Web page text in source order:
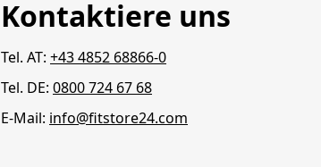
Kontaktiere uns
Tel. AT: +43 4852 68866-0
Tel. DE: 0800 724 67 68
E-Mail: info@fitstore24.com